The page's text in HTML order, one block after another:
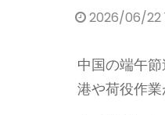
2026/06/22
中国の端午
港や荷役作